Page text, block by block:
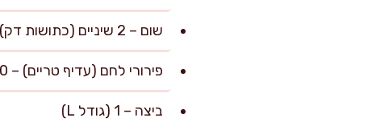
שום – 2 שיניים (כתושות דק)
פירורי לחם (עדיף טריים) – 40 גרם (כ-4 כפות שטוחות)
ביצה – 1 (גודל L)